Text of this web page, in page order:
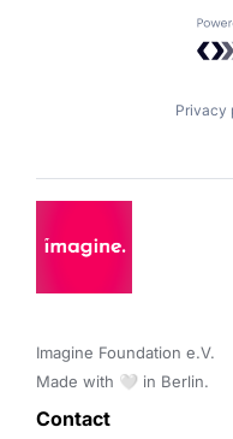
Privacy
Imagine Foundation e.V.
Made with 🤍 in Berlin.
Contact